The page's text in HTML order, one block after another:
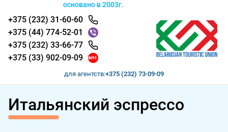
основано в 2003г.
+375 (232) 31-60-60
+375 (44) 774-52-01
+375 (232) 33-66-77
+375 (33) 902-09-09
для агентств:+375 (232) 73-09-09
Итальянский эспрессо